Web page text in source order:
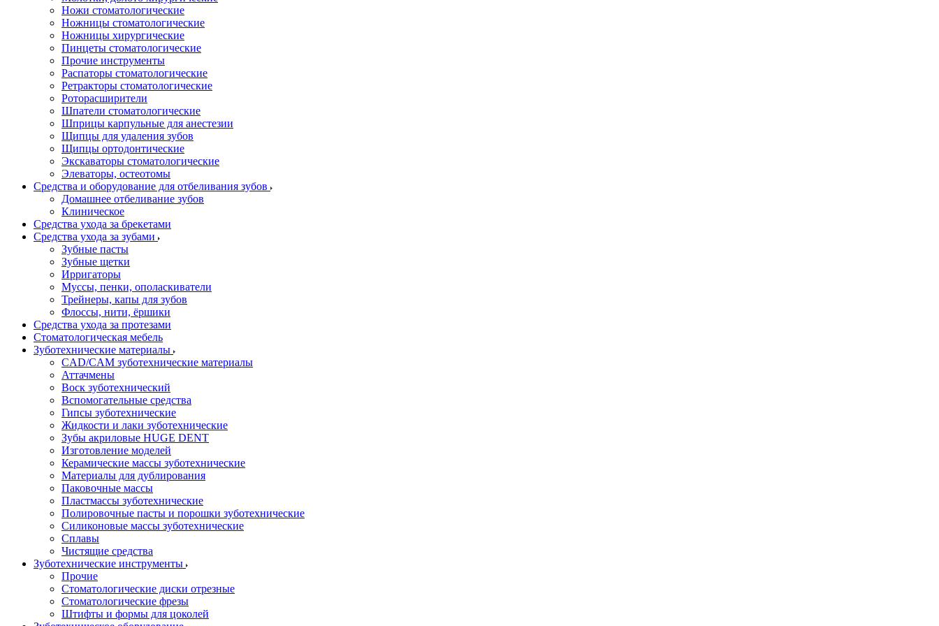
Ножи стоматологические
Ножницы стоматологические
Ножницы хирургические
Пинцеты стоматологические
Прочие инструменты
Распаторы стоматологические
Ретракторы стоматологические
Роторасширители
Шпатели стоматологические
Шприцы карпульные для анестезии
Щипцы для удаления зубов
Щипцы ортодонтические
Экскаваторы стоматологические
Элеваторы, остеотомы
Средства и оборудование для отбеливания зубов
Домашнее отбеливание зубов
Клиническое
Средства ухода за брекетами
Средства ухода за зубами
Зубные пасты
Зубные щетки
Ирригаторы
Муссы, пенки, ополаскиватели
Трейнеры, капы для зубов
Флоссы, нити, ёршики
Средства ухода за протезами
Стоматологическая мебель
Зуботехнические материалы
CAD/CAM зуботехнические материалы
Аттачмены
Воск зуботехнический
Вспомогательные средства
Гипсы зуботехнические
Жидкости и лаки зуботехнические
Зубы акриловые HUGE DENT
Изготовление моделей
Керамические массы зуботехнические
Материалы для дублирования
Паковочные массы
Пластмассы зуботехнические
Полировочные пасты и порошки зуботехнические
Силиконовые массы зуботехнические
Сплавы
Чистящие средства
Зуботехнические инструменты
Прочие
Стоматологические диски отрезные
Стоматологические фрезы
Штифты и формы для цоколей